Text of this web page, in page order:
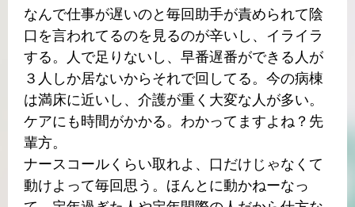
なんで仕事が遅いのと毎回助手が責められて陰
口を言われてるのを見るのが辛いし、イライラ
する。人で足りないし、早番遅番ができる人が
３人しか居ないからそれで回してる。今の病棟
は満床に近いし、介護が重く大変な人が多い。
ケアにも時間がかかる。わかってますよね？先
輩方。
ナースコールくらい取れよ、口だけじゃなくて
動けよって毎回思う。ほんとに動かねーなっ